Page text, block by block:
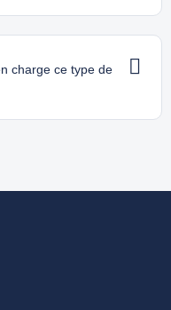
charge ce type de